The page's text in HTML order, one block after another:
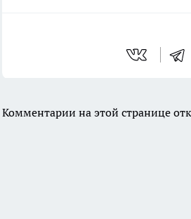
Комментарии на этой странице